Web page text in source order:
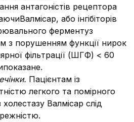
антагоністів рецептора
або інгібіторів
ферментуз
з порушенням функції нирок
фільтрації (ШГФ) < 60
Пацієнтам із
легкого та помірного
Валмісар слід